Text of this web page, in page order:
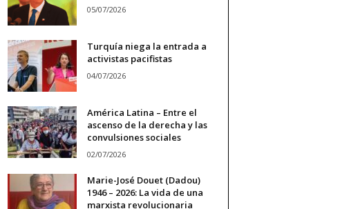
05/07/2026
Turquía niega la entrada a
activistas pacifistas
04/07/2026
América Latina – Entre el
ascenso de la derecha y las
convulsiones sociales
02/07/2026
Marie-José Douet (Dadou)
1946 – 2026: La vida de una
marxista revolucionaria